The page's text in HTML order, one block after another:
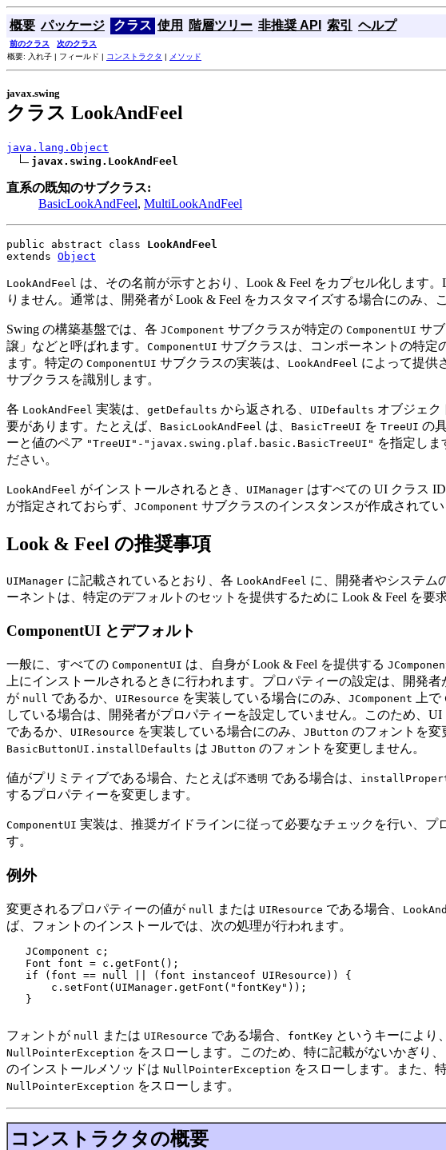
概要 パッケージ クラス 使用 階層ツリー 非推奨 API 索引 ヘルプ
前のクラス 次のクラス
概要: 入れ子 | フィールド | コンストラクタ | メソッド
javax.swing
クラス LookAndFeel
java.lang.Object
javax.swing.LookAndFeel
直系の既知のサブクラス:
BasicLookAndFeel, MultiLookAndFeel
public abstract class LookAndFeel
extends Object
LookAndFeel は、その名前が示すとおり、Look & Feel をカプセル化します
りません。通常は、開発者が Look & Feel をカスタマイズする場合にのみ、
Swing の構築基盤では、各 JComponent サブクラスが特定の ComponentUI サ
譲」などと呼ばれます。 ComponentUI サブクラスは、コンポーネントの特定
ます。特定の ComponentUI サブクラスの実装は、 LookAndFeel によって提供
サブクラスを識別します。
各 LookAndFeel 実装は、 getDefaults から返される、 UIDefaults オブジェク
要があります。たとえば、
BasicLookAndFeel は、 BasicTreeUI を TreeUI の
ーと値のペア "TreeUI"-"javax.swing.plaf.basic.BasicTreeUI" を指定しま
ださい。
LookAndFeel がインストールされるとき、 UIManager はすべての UI クラス
が指定されておらず、 JComponent サブクラスのインスタンスが作成されて
Look & Feel の推奨事項
UIManager に記載されているとおり、各 LookAndFeel に、開発者やシステム
ーネントは、特定のデフォルトのセットを提供するために Look & Feel を
ComponentUI とデフォルト
一般に、すべての ComponentUI は、自身が Look & Feel を提供する
上にインストールされるときに行われます。プロパティーの設定は、開発
が null であるか、 UIResource を実装している場合にのみ、 JComponent 上で
している場合は、開発者がプロパティーを設定していません。このため、UI
であるか、 UIResource を実装している場合にのみ、 JButton のフォントを変
BasicButtonUI.installDefaults は JButton のフォントを変更しません。
値がプリミティブである場合、たとえば不透明 である場合は、
するプロパティーを変更します。
ComponentUI 実装は、推奨ガイドラインに従って必要なチェックを行い、
す。
例外
変更されるプロパティーの値が null または UIResource である場合、
ば、フォントのインストールでは、次の処理が行われます。
   JComponent c;
   Font font = c.getFont();
   if (font == null || (font instanceof UIResource)) {
       c.setFont(UIManager.getFont("fontKey"));
   }
フォントが null または UIResource である場合、 fontKey というキーにより
NullPointerException をスローします。このため、特に記載がないかぎり
のインストールメソッドは NullPointerException をスローします。また、
NullPointerException をスローします。
コンストラクタの概要